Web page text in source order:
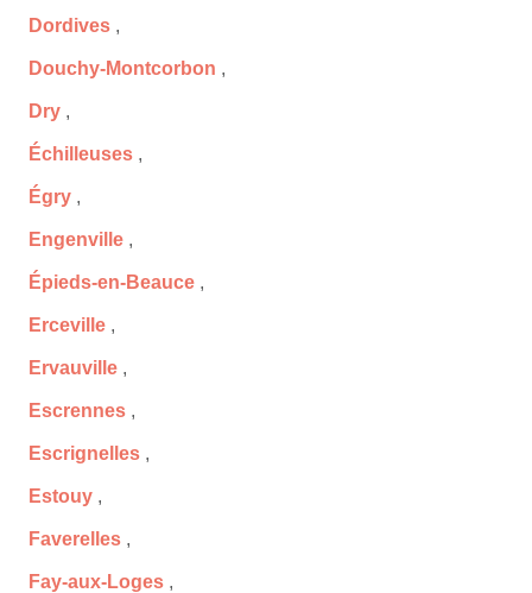
Dordives ,
Douchy-Montcorbon ,
Dry ,
Échilleuses ,
Égry ,
Engenville ,
Épieds-en-Beauce ,
Erceville ,
Ervauville ,
Escrennes ,
Escrignelles ,
Estouy ,
Faverelles ,
Fay-aux-Loges ,